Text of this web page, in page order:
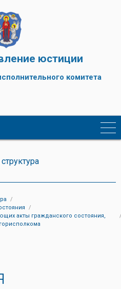
юстиции
комитета
акты гражданского состояния,